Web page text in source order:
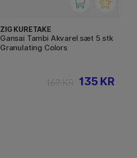
ZIG KURETAKE
Gansai Tambi Akvarel sæt 5 stk
Granulating Colors
135 KR